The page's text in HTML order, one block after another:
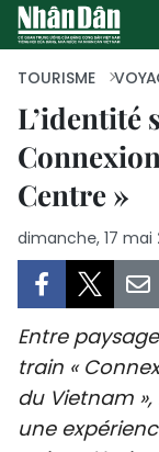
TOURISME
L’identité
Centre »
dimanche, 17 mai
Entre
train «
du Vietnam
une